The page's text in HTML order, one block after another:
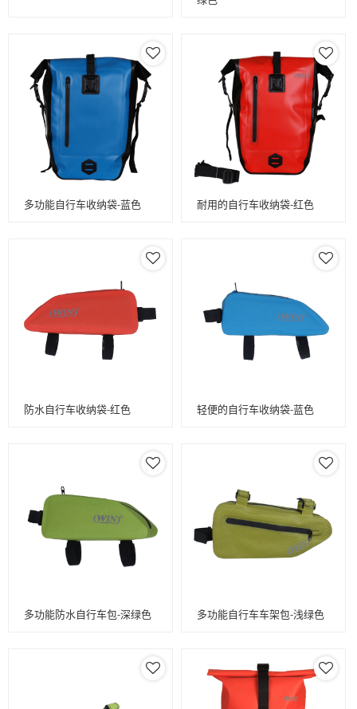
多功能自行车收纳袋-蓝色 耐用的自行车收纳袋-红色
防水自行车收纳袋-红色 轻便的自行车收纳袋-蓝色
多功能防水自行车包-深绿色 多功能自行车车架包-浅绿色